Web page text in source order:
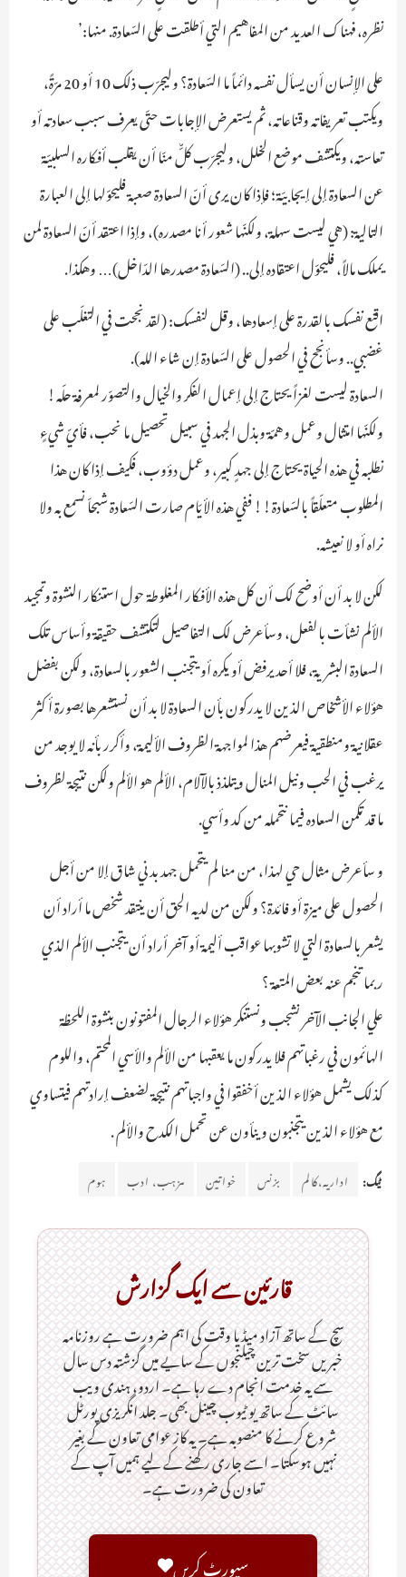
نظره،فهناك العديد من المفاهيم التي أطلقت على السّعادة. منها:’
على الإنسان أن يسأل نفسه دائماً ما السّعادة؟ وليجرّب ذلك 10 أو 20 مرّةً،
ويكتب تعريفاته وقناعاته، ثم يستعرض الإجابات حتّى يعرف سبب سعادته أو
تعاسته، ويكتشف موضع الخلل، وليجرّب كلٌّ منّا أن يقلب أفكاره السلبيّة
عن السعادة إلى إيجابيّة؛ فإذا كان يرى أنّ السعادة صعبة فليحوّلها إلى العبارة
التالية: (هي ليست سهلة، ولكنّها شعور أنا مصدره)، وإذا اعتقد أنّ السعادة لمن
يملك مالاً، فليحوّل اعتقاده إلى.. (السّعادة مصدرها الدّاخل)… وهكذا.
اقنع نفسك بالقدرة على إسعادها، وقل لنفسك: (لقد نجحت في التغلّب على
غضبي.. وسأنجح في الحصول على السّعادة إن شاء الله).
السعادة ليست لغزاً يحتاج إلى إعمال الفكر والخيال والتصوّر لمعرفة حلّه!
ولكنّها امتثال وعمل وهمّة وبذل الجهد في سبيل تحصيل ما نحب، فأيّ شيءٍ
نطلبه في هذه الحياة يحتاج إلى جهدٍ كبير، وعمل دؤوب، فكيف إذا كان هذا
المطلوب متعلّقاً بالسّعادة!! ففي هذه الأيّام صارت السّعادة شبحاّ نسمع به ولا
نراه أو لا نعيشه.
لكن لا بد أن أوضح لك أن كل هذه الأفكار المغلوطة حول استنكار النشوة وتمجيد
الألم نشأت بالفعل، وسأعرض لك التفاصيل لتكتشف حقيقة وأساس تلك
السعادة البشرية، فلا أحد يرفض أو يكره أو يتجنب الشعور بالسعادة، ولكن بفضل
هؤلاء الأشخاص الذين لا يدركون بأن السعادة لا بد أن نستشعرها بصورة أكثر
عقلانية ومنطقية فيعرضهم هذا لمواجهة الظروف الأليمة، وأكرر بأنه لا يوجد من
يرغب في الحب ونيل المنال ويتلذذ بالآلام، الألم هو الألم ولكن نتيجة لظروف
ما قد تكمن السعاده فيما نتحمله من كد وأسي.
و سأعرض مثال حي لهذا، من منا لم يتحمل جهد بدني شاق إلا من أجل
الحصول على ميزة أو فائدة؟ ولكن من لديه الحق أن ينتقد شخص ما أراد أن
يشعر بالسعادة التي لا تشوبها عواقب أليمة أو آخر أراد أن يتجنب الألم الذي
ربما تنجم عنه بعض المتعة ؟
علي الجانب الآخر نشجب ونستنكر هؤلاء الرجال المفتونون بنشوة اللحظة
الهائمون في رغباتهم فلا يدركون ما يعقبها من الألم والأسي المحتم، واللوم
كذلك يشمل هؤلاء الذين أخفقوا في واجباتهم نتيجة لضعف إرادتهم فيتساوي
مع هؤلاء الذين يتجنبون وينأون عن تحمل الكدح والألم .
ٹیگ: اداریہ،کالم بزنس خواتین مزہب، ادب ہوم
قارئین سے ایک گزارش
سچ کے ساتھ آزاد میڈیا وقت کی اہم ضرورت ہےـ روزنامہ
خبریں سخت ترین چیلنجوں کے سایے میں گزشتہ دس سال
سے یہ خدمت انجام دے رہا ہے۔ اردو، ہندی ویب
سائٹ کے ساتھ یو ٹیوب چینل بھی۔ جلد انگریزی پورٹل
شروع کرنے کا منصوبہ ہے۔ یہ کاز عوامی تعاون کے بغیر
نہیں ہوسکتا۔ اسے جاری رکھنے کے لیے ہمیں آپ کے
تعاون کی ضرورت ہے۔
سپورٹ کریں